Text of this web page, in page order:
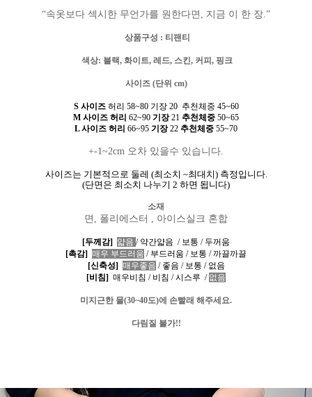
“속옷보다 섹시한 무언가를 원한다면, 지금 이 한 장.”
상품구성 : 티팬티
색상: 블랙, 화이트, 레드, 스킨, 커피, 핑크
사이즈 (단위 cm)
S 사이즈 허리 58~80기장 20 추천체중 45~60
M 사이즈 허리 62~90 기장21 추천체중 50~65
L 사이즈 허리 66~95 기장22 추천체중 55~70
+-1~2cm 오차 있을수 있습니다.
사이즈는 기본적으로 둘레 (최소치 ~최대치) 측정입니다.
(단면은 최소치 나누기 2 하면 됩니다)
소재
면, 폴리에스터 , 아이스실크 혼합
[두께감] 얇음 / 약간얇음 / 보통 / 두꺼움
[촉감] 매우 부드러움 / 부드러움 / 보통 /까끌까끌
[신축성] 매우좋음 / 좋음 / 보통 / 없음
[비침] 매우비침 / 비침 /시스루 / 없음
미지근한 물(30~40도)에 손빨래 해주세요.
다림질 불가!!